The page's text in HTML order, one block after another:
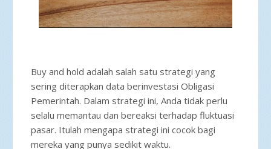
Buy and hold adalah salah satu strategi yang
sering diterapkan data berinvestasi Obligasi
Pemerintah. Dalam strategi ini, Anda tidak perlu
selalu memantau dan bereaksi terhadap fluktuasi
pasar. Itulah mengapa strategi ini cocok bagi
mereka yang punya sedikit waktu.